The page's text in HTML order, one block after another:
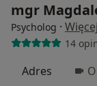
mgr
Psycholog · Więcej
14
Adres